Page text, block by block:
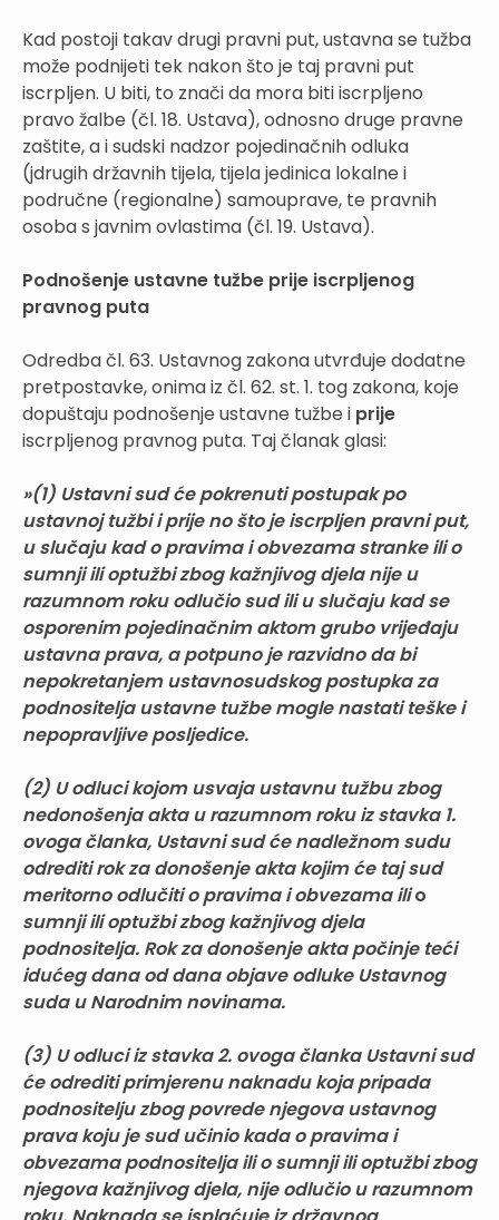
Kad postoji takav drugi pravni put, ustavna se tužba
može podnijeti tek nakon što je taj pravni put
iscrpljen. U biti, to znači da mora biti iscrpljeno
pravo žalbe (čl. 18. Ustava), odnosno druge pravne
zaštite, a i sudski nadzor pojedinačnih odluka
(jdrugih državnih tijela, tijela jedinica lokalne i
područne (regionalne) samouprave, te pravnih
osoba s javnim ovlastima (čl. 19. Ustava).
Podnošenje ustavne tužbe prije iscrpljenog
pravnog puta
Odredba čl. 63. Ustavnog zakona utvrđuje dodatne
pretpostavke, onima iz čl. 62. st. 1. tog zakona, koje
dopuštaju podnošenje ustavne tužbe i prije
iscrpljenog pravnog puta. Taj članak glasi:
»(1) Ustavni sud će pokrenuti postupak po
ustavnoj tužbi i prije no što je iscrpljen pravni put,
u slučaju kad o pravima i obvezama stranke ili o
sumnji ili optužbi zbog kažnjivog djela nije u
razumnom roku odlučio sud ili u slučaju kad se
osporenim pojedinačnim aktom grubo vrijeđaju
ustavna prava, a potpuno je razvidno da bi
nepokretanjem ustavnosudskog postupka za
podnositelja ustavne tužbe mogle nastati teške i
nepopravljive posljedice.
(2) U odluci kojom usvaja ustavnu tužbu zbog
nedonošenja akta u razumnom roku iz stavka 1.
ovoga članka, Ustavni sud će nadležnom sudu
odrediti rok za donošenje akta kojim će taj sud
meritorno odlučiti o pravima i obvezama ilio
sumnji ili optužbi zbog kažnjivog djela
podnositelja. Rok za donošenje akta počinje teći
idućeg dana od dana objave odluke Ustavnog
suda u Narodnim novinama.
(3) U odluci iz stavka 2. ovoga članka Ustavni sud
će odrediti primjerenu naknadu koja pripada
podnositelju zbog povrede njegova ustavnog
prava koju je sud učinio kada o pravima i
obvezama podnositelja ili o sumnji ili optužbi zbog
njegova kažnjivog djela, nije odlučio u razumnom